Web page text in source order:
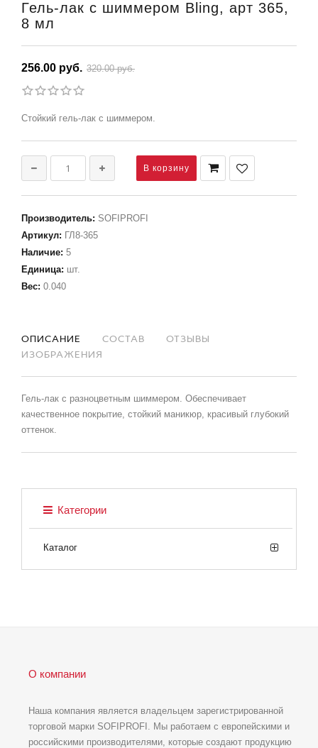
Гель-лак с шиммером Bling, арт 365,
8 мл
256.00 руб. 320.00 руб.
Стойкий гель-лак с шиммером.
Производитель: SOFIPROFI
Артикул: ГЛ8-365
Наличие: 5
Единица: шт.
Вес: 0.040
ОПИСАНИЕ СОСТАВ
ОТЗЫВЫ
ИЗОБРАЖЕНИЯ
Гель-лак с разноцветным шиммером. Обеспечивает
качественное покрытие, стойкий маникюр, красивый глубокий
оттенок.
Категории
Каталог
О компании
Наша компания является владельцем зарегистрированной
торговой марки SOFIPROFI. Мы работаем с европейскими и
российскими производителями, которые создают продукцию